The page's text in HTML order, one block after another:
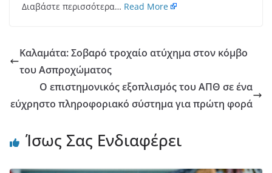
Διαβάστε περισσότερα… Read More
Καλαμάτα: Σοβαρό τροχαίο ατύχημα στον κόμβο
του Ασπροχώματος
Ο επιστημονικός εξοπλισμός του ΑΠΘ σε ένα
εύχρηστο πληροφοριακό σύστημα για πρώτη φορά
Ίσως Σας Ενδιαφέρει